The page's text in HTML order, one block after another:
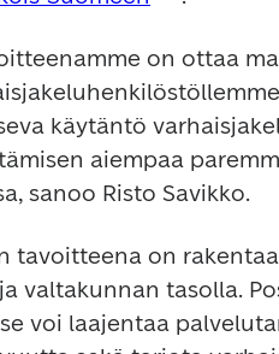
on ottaa
käytäntö
aiempaa
sanoo Risto Savikko.
tavoitteena on
valtakunnan tasolla.
voi laajentaa